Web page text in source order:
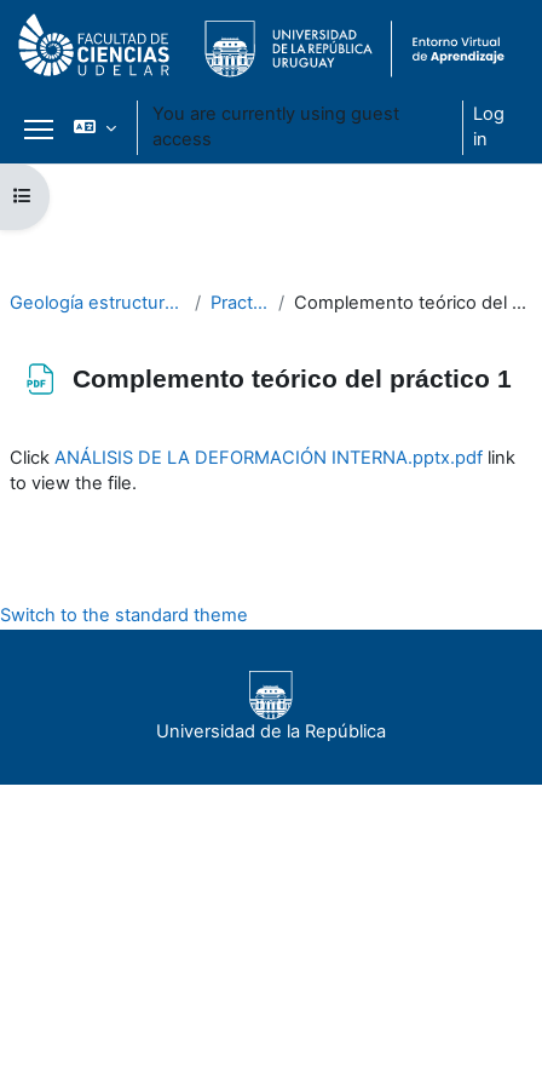
Skip to main content
Side panel
You are currently using guest
access
Log
in
Open course index
Geología estructural 2020 Practicos Complemento teórico del práctico 1
Complemento teórico del práctico 1
Click ANÁLISIS DE LA DEFORMACIÓN INTERNA.pptx.pdf link
to view the file.
Switch to the standard theme
Universidad de la República